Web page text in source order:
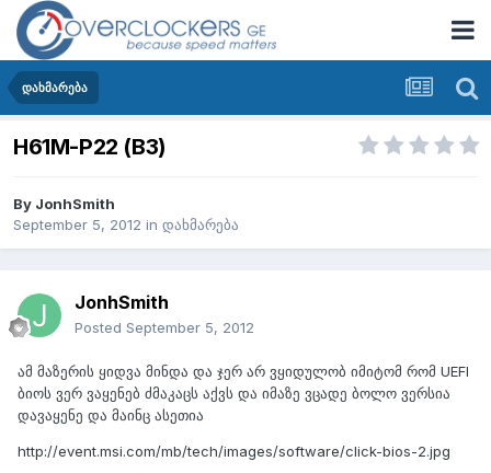
დახმარება
H61M-P22 (B3)
By JonhSmith
September 5, 2012 in დახმარება
JonhSmith
Posted September 5, 2012
ამ მაზერის ყიდვა მინდა და ჯერ არ ვყიდულობ იმიტომ რომ UEFI
ბიოს ვერ ვაყენებ ძმაკაცს აქვს და იმაზე ვცადე ბოლო ვერსია
დავაყენე და მაინც ასეთია
http://event.msi.com/mb/tech/images/software/click-bios-2.jpg